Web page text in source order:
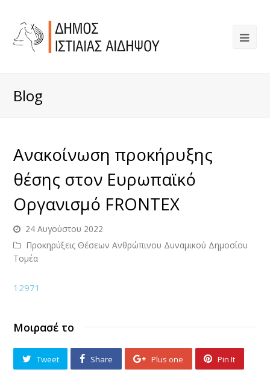
Blog
Ανακοίνωση προκήρυξης
θέσης στον Ευρωπαϊκό
Οργανισμό FRONTEX
24 Αυγούστου 2022
Προκηρύξεις Θέσεων Ανθρώπινου Δυναμικού Δημοσίου
Τομέα
12971
Μοιρασέ το
Tweet Share Plus one Pin It